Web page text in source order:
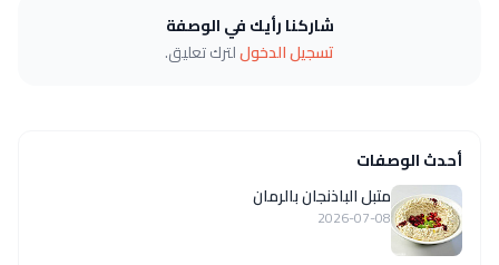
شاركنا رأيك في الوصفة
تسجيل الدخوللترك تعليق.
أحدث الوصفات
متبل الباذنجان بالرمان
2026-07-08